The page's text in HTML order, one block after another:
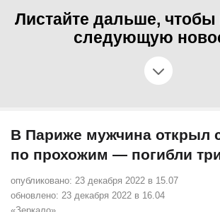
Листайте дальше, чтобы
следующую